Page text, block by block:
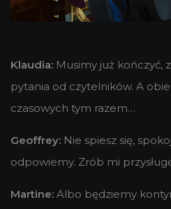
Klaudia: Musimy już kończyć,
pytania od czytelników. A
czasowych tym razem…
Geoffrey: Nie spiesz się,
odpowiemy. Zrób mi
Martine: Albo będziemy